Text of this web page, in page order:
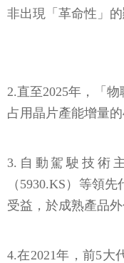
非出現「革命性」的
2.直至2025年，「
占用晶片產能增量的
3.自動駕駛技術
（5930.KS）等領
受益，於成熟產品外
4.在2021年，前5大